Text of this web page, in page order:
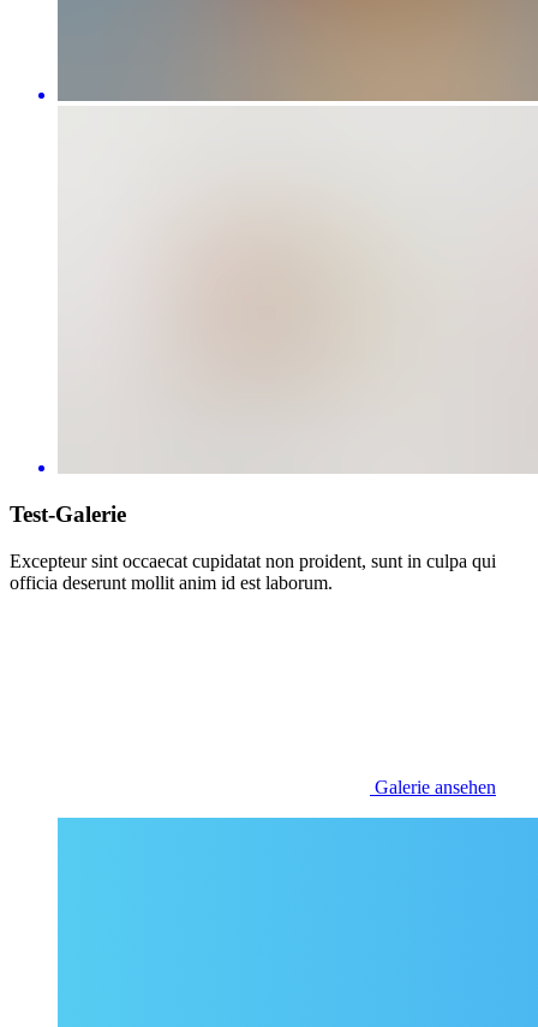
Test-Galerie
Excepteur sint occaecat cupidatat non proident, sunt in culpa qui
officia deserunt mollit anim id est laborum.
Galerie ansehen